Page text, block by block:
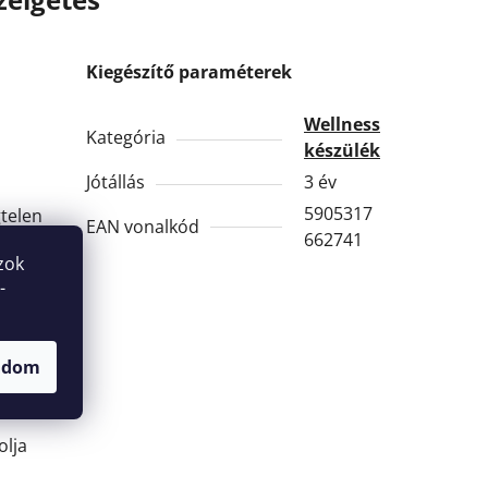
a
Kiegészítő paraméterek
Kategória
Wellness
készülék
Jótállás
3 év
EAN vonalkód
5905317
662741